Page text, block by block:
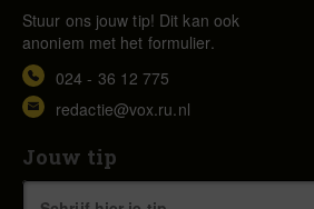
Stuur ons jouw tip! Dit kan ook
anoniem met het formulier.
024 - 36 12 775
redactie@vox.ru.nl
Jouw tip